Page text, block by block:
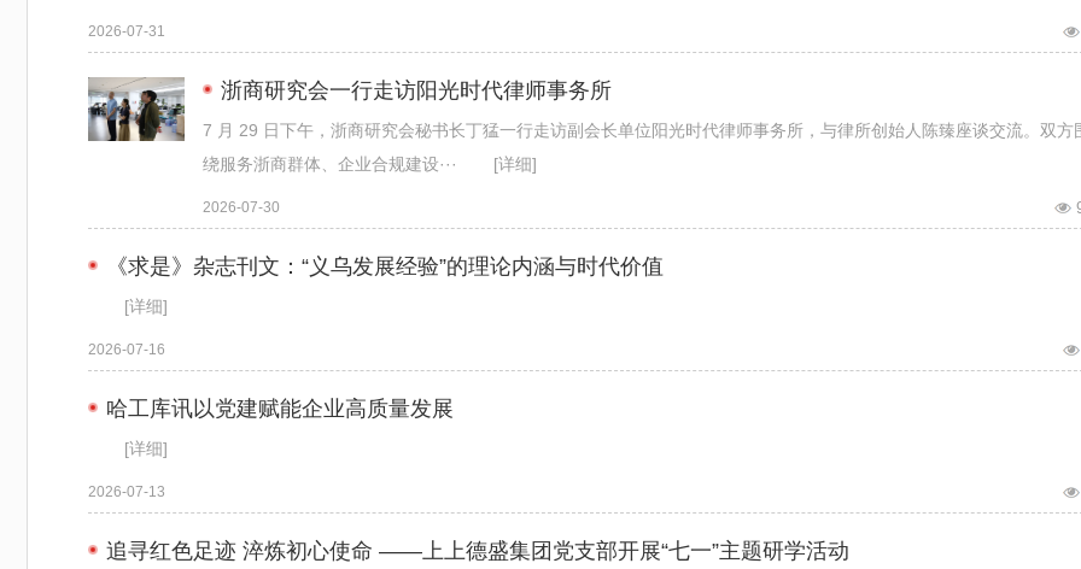
2026-07-31
浙商研究会一行走访阳光时代律师事务所
7 月 29 日下午，浙商研究会秘书长丁猛一行走访副会长单位阳光时代律师事务所，与律所创始人陈臻座谈交流。双方
绕服务浙商群体、企业合规建设···
[详细]
2026-07-30
《求是》杂志刊文：“义乌发展经验”的理论内涵与时代价值
[详细]
2026-07-16
哈工库讯以党建赋能企业高质量发展
[详细]
2026-07-13
追寻红色足迹 淬炼初心使命 ——上上德盛集团党支部开展“七一”主题研学活动